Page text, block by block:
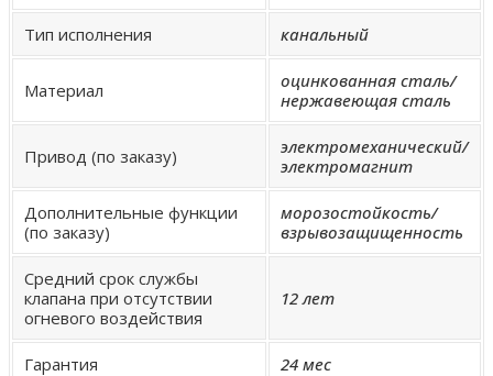
Тип исполнения канальный
Материал
оцинкованная сталь/
нержавеющая сталь
Привод (по заказу)
электромеханический/
электромагнит
Дополнительные функции
(по заказу)
морозостойкость/
взрывозащищенность
Средний срок службы
клапана при отсутствии
огневого воздействия
12 лет
Гарантия 24 мес